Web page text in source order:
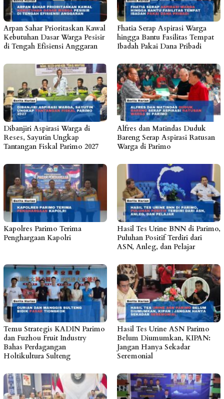
Arpan Sahar Prioritaskan Kawal
Kebutuhan Dasar Warga Pesisir
di Tengah Efisiensi Anggaran
Fhatia Serap Aspirasi Warga
hingga Bantu Fasilitas Tempat
Ibadah Pakai Dana Pribadi
Dibanjiri Aspirasi Warga di
Reses, Sayutin Ungkap
Tantangan Fiskal Parimo 2027
Alfres dan Matindas Duduk
Bareng Serap Aspirasi Ratusan
Warga di Parimo
Kapolres Parimo Terima
Penghargaan Kapolri
Hasil Tes Urine BNN di Parimo,
Puluhan Positif Terdiri dari
ASN, Anleg, dan Pelajar
Temu Strategis KADIN Parimo
dan Fuzhou Fruit Industry
Bahas Perdagangan
Holtikultura Sulteng
Hasil Tes Urine ASN Parimo
Belum Diumumkan, KIPAN:
Jangan Hanya Sekadar
Seremonial